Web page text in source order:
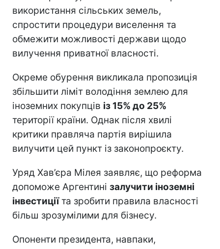
використання сільських земель,
спростити процедури виселення та
обмежити можливості держави щодо
вилучення приватної власності.
Окреме обурення викликала пропозиція
збільшити ліміт володіння землею для
іноземних покупців із 15% до 25%
території країни. Однак після хвилі
критики правляча партія вирішила
вилучити цей пункт із законопроєкту.
Уряд Хав’єра Мілея заявляє, що реформа
допоможе Аргентині залучити іноземні
інвестиціїта зробити правила власності
більш зрозумілими для бізнесу.
Опоненти президента, навпаки,